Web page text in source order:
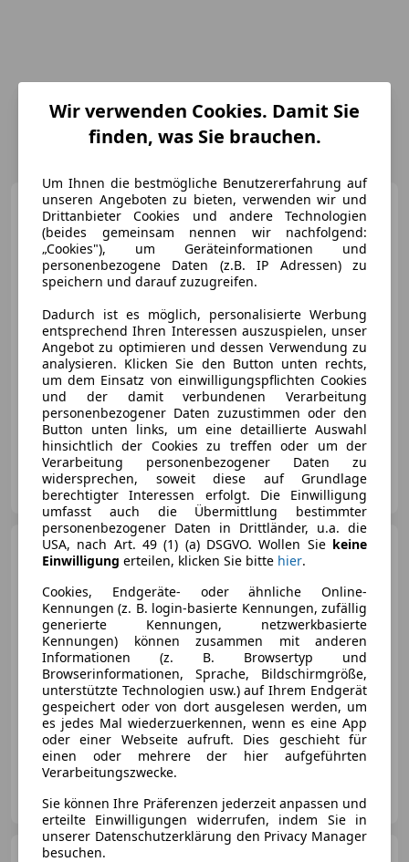
BMW 223i xDrive
€ 31 890
11/2022 38 000 km Benzin 150 kW (204 PS)
Autohaus Pestuka GmbH
AT-2225 Zistersdorf
BMW 223 i xDrive
€ 48 890
02/2026 12 000 km Benzin 150 kW (204 PS)
Autohaus Reichhart GmbH
AT-4310 Mauthausen
Wir verwenden Cookies. Damit Sie
finden, was Sie brauchen.
Um Ihnen die bestmögliche Benutzererfahrung auf
unseren Angeboten zu bieten, verwenden wir und
Drittanbieter Cookies und andere Technologien
(beides gemeinsam nennen wir nachfolgend:
„Cookies"), um Geräteinformationen und
personenbezogene Daten (z.B. IP Adressen) zu
speichern und darauf zuzugreifen.
Dadurch ist es möglich, personalisierte Werbung
entsprechend Ihren Interessen auszuspielen, unser
Angebot zu optimieren und dessen Verwendung zu
analysieren. Klicken Sie den Button unten rechts,
um dem Einsatz von einwilligungspflichten Cookies
und der damit verbundenen Verarbeitung
personenbezogener Daten zuzustimmen oder den
Button unten links, um eine detaillierte Auswahl
hinsichtlich der Cookies zu treffen oder um der
Verarbeitung personenbezogener Daten zu
widersprechen, soweit diese auf Grundlage
berechtigter Interessen erfolgt. Die Einwilligung
umfasst auch die Übermittlung bestimmter
personenbezogener Daten in Drittländer, u.a. die
USA, nach Art. 49 (1) (a) DSGVO. Wollen Sie keine
Einwilligung erteilen, klicken Sie bitte hier.
Cookies, Endgeräte- oder ähnliche Online-
Kennungen (z. B. login-basierte Kennungen, zufällig
generierte Kennungen, netzwerkbasierte
Kennungen) können zusammen mit anderen
Informationen (z. B. Browsertyp und
Browserinformationen, Sprache, Bildschirmgröße,
unterstützte Technologien usw.) auf Ihrem Endgerät
gespeichert oder von dort ausgelesen werden, um
es jedes Mal wiederzuerkennen, wenn es eine App
oder einer Webseite aufruft. Dies geschieht für
einen oder mehrere der hier aufgeführten
Verarbeitungszwecke.
Sie können Ihre Präferenzen jederzeit anpassen und
erteilte Einwilligungen widerrufen, indem Sie in
unserer Datenschutzerklärung den Privacy Manager
besuchen.